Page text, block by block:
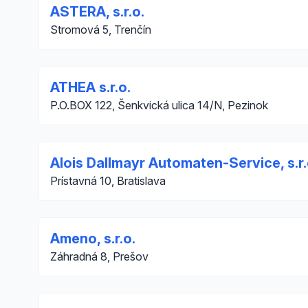
ASTERA, s.r.o.
Stromová 5, Trenčín
ATHEA s.r.o.
P.O.BOX 122, Šenkvická ulica 14/N, Pezinok
Alois Dallmayr Automaten-Service,
Prístavná 10, Bratislava
Ameno, s.r.o.
Záhradná 8, Prešov